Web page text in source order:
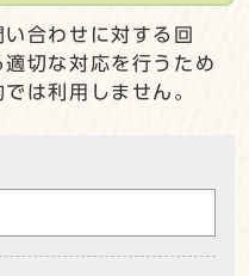
合わせに対する回
切な対応を行うため
は利用しません。